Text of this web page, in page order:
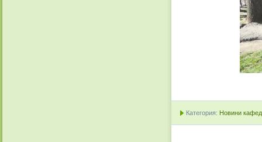
Категория: Новини